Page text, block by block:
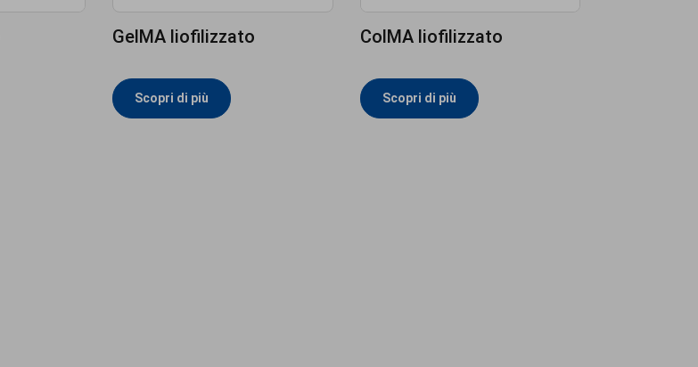
GelMA liofilizzato
Scopri di più
ColMA liofilizzato
Scopri di più